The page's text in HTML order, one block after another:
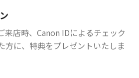
来店時、Canon IDによるチェック
方に、特典をプレゼントいたしま